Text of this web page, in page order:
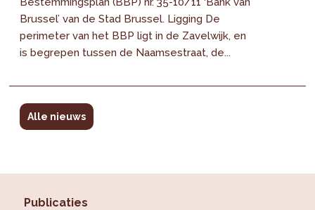
Brussel’ van de Stad Brussel. Ligging De
perimeter van het BBP ligt in de Zavelwijk, en
is begrepen tussen de Naamsestraat, de...
Alle nieuws
Publicaties